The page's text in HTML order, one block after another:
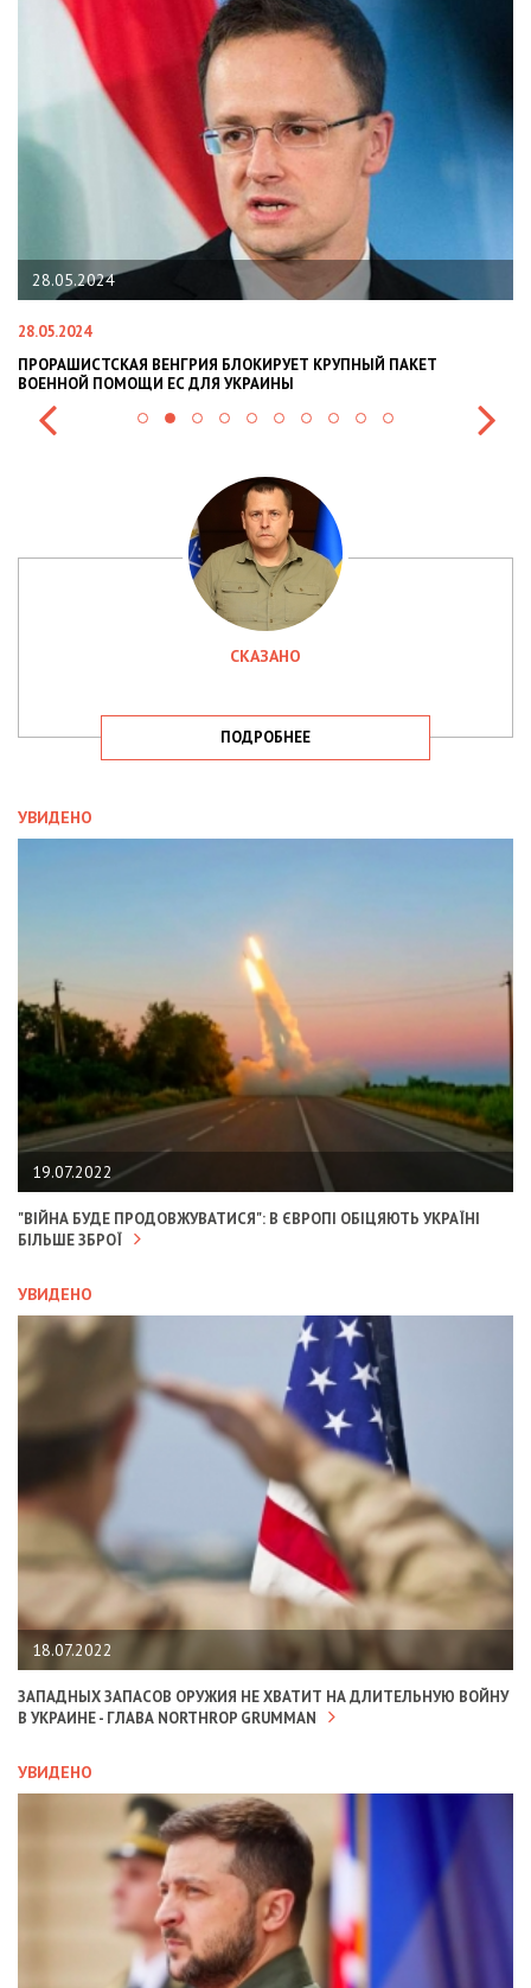
28.05.2024
28.05.2024
ПРОРАШИСТСКАЯ ВЕНГРИЯ БЛОКИРУЕТ КРУПНЫЙ ПАКЕТ
ВОЕННОЙ ПОМОЩИ ЕС ДЛЯ УКРАИНЫ
СКАЗАНО
ПОДРОБНЕЕ
УВИДЕНО
19.07.2022
"ВІЙНА БУДЕ ПРОДОВЖУВАТИСЯ": В ЄВРОПІ ОБІЦЯЮТЬ УКРАЇНІ
БІЛЬШЕ ЗБРОЇ
УВИДЕНО
18.07.2022
ЗАПАДНЫХ ЗАПАСОВ ОРУЖИЯ НЕ ХВАТИТ НА ДЛИТЕЛЬНУЮ ВОЙНУ
В УКРАИНЕ - ГЛАВА NORTHROP GRUMMAN
УВИДЕНО